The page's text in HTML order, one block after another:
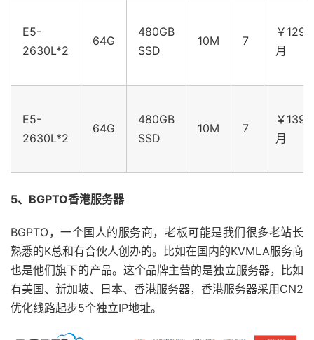
E5-
2630L*2
64G
480GB
SSD
10M 7
￥
月
E5-
2630L*2
64G
480GB
SSD
10M 7
￥
月
5、BGPTO香港服务器
BGPTO，一个国人的服务商，老板可能是我们很多老站长
熟悉的K总和有合伙人创办的。比如在国内的KVMLA服务商
也是他们旗下的产品。这个品牌主营的是独立服务器，比如
有美国、新加坡、日本、香港服务器，香港服务器采用CN2
优化线路起步5个独立IP地址。